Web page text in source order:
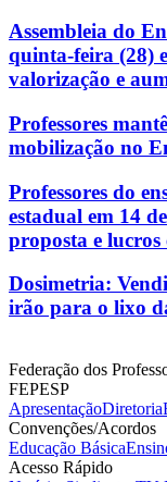
Assembleia do
quinta-feira (28)
valorização e
Professores
mobilização no
Professores do
estadual em 14
proposta e lucros
Dosimetria:
irão para o lixo
Federação dos
FEPESP
ApresentaçãoDiretoria
Convenções/Acordos
Educação Básica
Acesso Rápido